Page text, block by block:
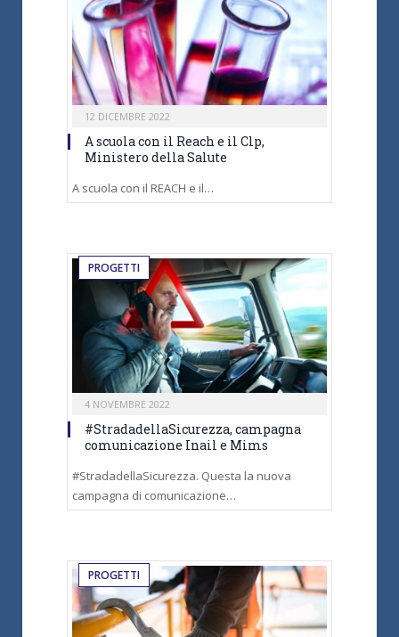
12 DICEMBRE 2022
A scuola con il Reach e il Clp,
Ministero della Salute
A scuola con il REACH e il…
PROGETTI
4 NOVEMBRE 2022
#StradadellaSicurezza, campagna
comunicazione Inail e Mims
#StradadellaSicurezza. Questa la nuova
campagna di comunicazione…
PROGETTI